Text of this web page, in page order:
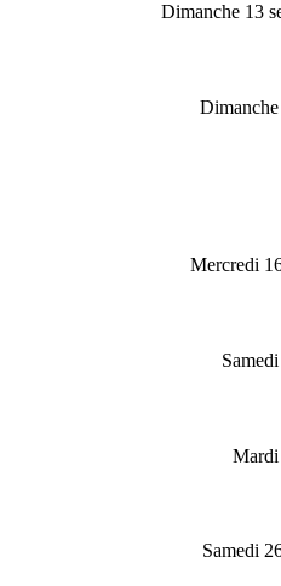
Dimanche 13
Mercredi
Mardi
Samedi